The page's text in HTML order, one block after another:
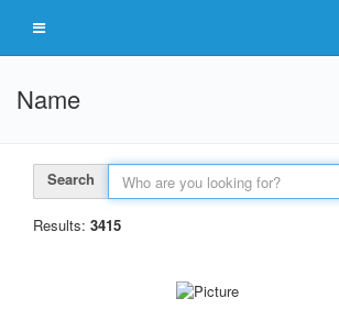
Name
Search
Results: 3415